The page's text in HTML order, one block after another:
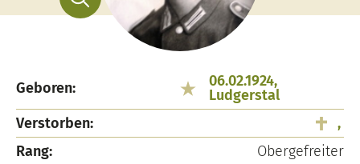
Geboren:
06.02.1924,
Ludgerstal
Verstorben:
,
Rang:
Obergefreiter